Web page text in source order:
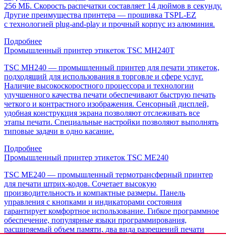
256 МБ. Скорость распечатки составляет 14 дюймов в секунду.
Другие преимущества принтера — прошивка TSPL-EZ
с технологией plug-and-play и прочный корпус из алюминия.
Подробнее
Промышленный принтер этикеток TSC MH240T
TSC MH240 — промышленный принтер для печати этикеток,
подходящий для использования в торговле и сфере услуг.
Наличие высокоскоростного процессора и технологии
улучшенного качества печати обеспечивают быструю печать
четкого и контрастного изображения. Сенсорный дисплей,
удобная конструкция экрана позволяют отслеживать все
этапы печати. Специальные настройки позволяют выполнять
типовые задачи в одно касание.
Подробнее
Промышленный принтер этикеток TSC ME240
TSC ME240 — промышленный термотрансферный принтер
для печати штрих-кодов. Сочетает высокую
производительность и компактные размеры. Панель
управления с кнопками и индикаторами состояния
гарантирует комфортное использование. Гибкое программное
обеспечение, популярные языки программирования,
расширяемый объем памяти, два вида разрешений печати